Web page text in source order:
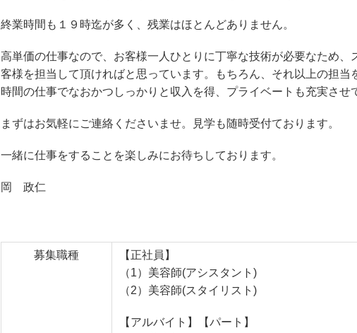
終業時間も１９時迄が多く、残業はほとんどありません。
高単価の仕事なので、お客様一人ひとりに丁寧な技術が必要なため、
客様を担当して頂ければと思っています。もちろん、それ以上の担当
時間の仕事でなおかつしっかりと収入を得、プライベートも充実させ
まずはお気軽にご連絡くださいませ。見学も随時受付ております。
一緒に仕事をすることを楽しみにお待ちしております。
岡 政仁
募集職種
【正社員】
（1）美容師(アシスタント)
（2）美容師(スタイリスト)
【アルバイト】【パート】